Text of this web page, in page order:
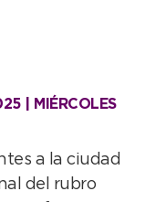
| MIÉRCOLES
a la ciudad
del rubro